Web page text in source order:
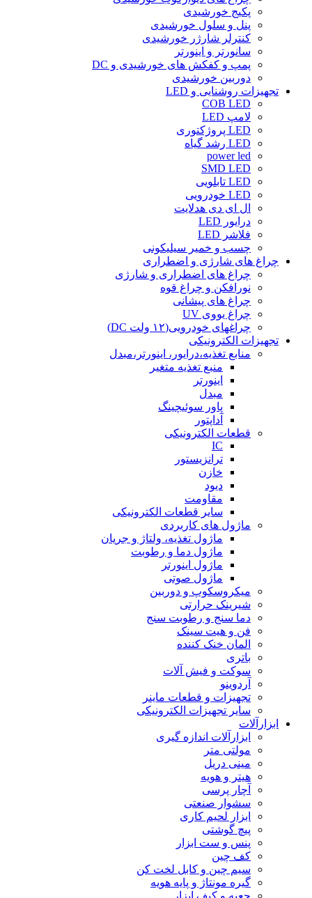
پکیج خورشیدی
پنل و سلول خورشیدی
کنترلر شارژر خورشیدی
سانورتر و اینورتر
پمپ و کفکش های خورشیدی و DC
دوربین خورشیدی
تجهیزات روشنایی و LED
COB LED
لامپ LED
LED پروژکتوری
LED رشد گیاه
power led
SMD LED
LED تابلویی
LED خودرویی
ال ای دی هدلایت
درایور LED
فلاشر LED
چسب و خمیر سیلیکونی
چراغ های شارژی و اضطراری
چراغ های اضطراری و شارژی
نورافکن و چراغ قوه
چراغ های پیشانی
چراغ یووی UV
چراغهای خودرویی(۱۲ ولت DC)
تجهیزات الکترونیکی
منابع تغذیه،درایور، اینورتر،مبدل
منبع تغذیه متغیر
اینورتر
مبدل
پاور سوئیچینگ
آداپتور
قطعات الکترونیکی
IC
ترانزیستور
خازن
دیود
مقاومت
سایر قطعات الکترونیکی
ماژول های کاربردی
ماژول تغذیه، ولتاژ و جریان
ماژول دما و رطوبت
ماژول اینورتر
ماژول صوتی
میکروسکوپ و دوربین
شیرینک حرارتی
دما سنج و رطوبت سنج
فن و هیت سینک
المان خنک کننده
باتری
سوکت و فیش آلات
آردوینو
تجهیزات و قطعات ماینر
سایر تجهیزات الکترونیکی
ابزارآلات
ابزارآلات اندازه گیری
مولتی متر
مینی دریل
هیتر و هویه
آچار پرسی
سشوار صنعتی
ابزار لحیم کاری
پیچ گوشتی
پنس و ست ابزار
کف چین
سیم چین و کابل لخت کن
گیره مونتاژ و پایه هویه
جعبه و کیف ابزار